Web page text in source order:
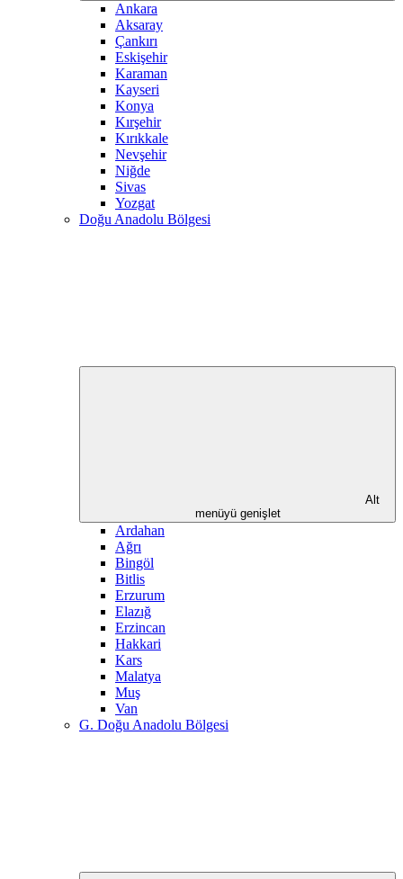
Ankara
Aksaray
Çankırı
Eskişehir
Karaman
Kayseri
Konya
Kırşehir
Kırıkkale
Nevşehir
Niğde
Sivas
Yozgat
Doğu Anadolu Bölgesi
Alt
menüyü genişlet
Ardahan
Ağrı
Bingöl
Bitlis
Erzurum
Elazığ
Erzincan
Hakkari
Kars
Malatya
Muş
Van
G. Doğu Anadolu Bölgesi